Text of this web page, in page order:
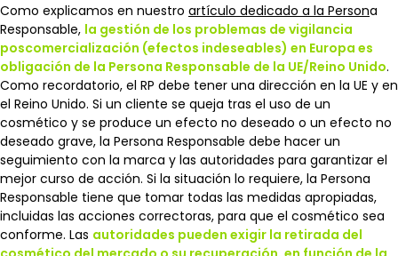
Como explicamos en nuestro artículo dedicado a la Persona
Responsable, la gestión de los problemas de vigilancia
poscomercialización (efectos indeseables) en Europa es
obligación de la Persona Responsable de la UE/Reino Unido.
Como recordatorio, el RP debe tener una dirección en la UE y en
el Reino Unido. Si un cliente se queja tras el uso de un
cosmético y se produce un efecto no deseado o un efecto no
deseado grave, la Persona Responsable debe hacer un
seguimiento con la marca y las autoridades para garantizar el
mejor curso de acción. Si la situación lo requiere, la Persona
Responsable tiene que tomar todas las medidas apropiadas,
incluidas las acciones correctoras, para que el cosmético sea
conforme. Las autoridades pueden exigir la retirada del